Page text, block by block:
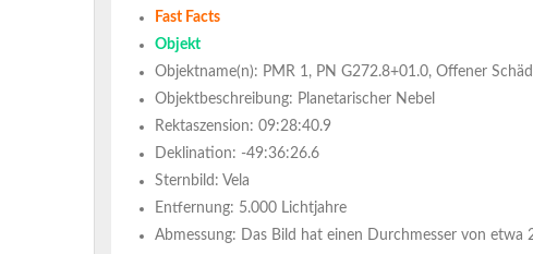
Fast Facts
Objekt
Objektname(n): PMR 1, PN G272.8+01.0, Offener
Objektbeschreibung: Planetarischer Nebel
Rektaszension: 09:28:40.9
Deklination: -49:36:26.6
Sternbild: Vela
Entfernung: 5.000 Lichtjahre
Abmessung: Das Bild hat einen Durchmesser von etwa